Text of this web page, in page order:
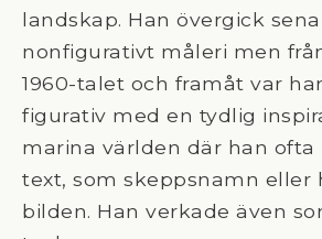
landskap. Han övergick
nonfigurativt måleri men
1960-talet och framåt var
figurativ med en tydlig
marina världen där han ofta
text, som skeppsnamn eller
bilden. Han verkade även